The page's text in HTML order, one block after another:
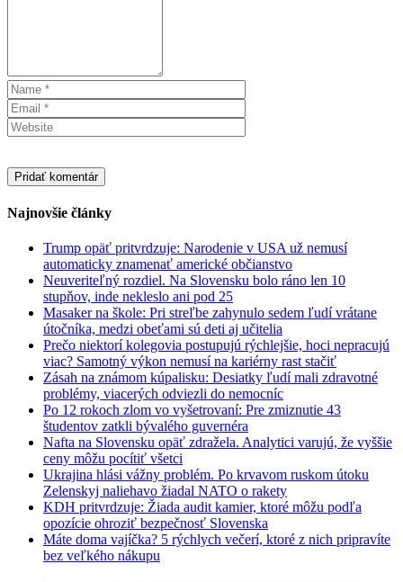
Najnovšie články
Trump opäť pritvrdzuje: Narodenie v USA už nemusí
automaticky znamenať americké občianstvo
Neuveriteľný rozdiel. Na Slovensku bolo ráno len 10
stupňov, inde nekleslo ani pod 25
Masaker na škole: Pri streľbe zahynulo sedem ľudí vrátane
útočníka, medzi obeťami sú deti aj učitelia
Prečo niektorí kolegovia postupujú rýchlejšie, hoci nepracujú
viac? Samotný výkon nemusí na kariérny rast stačiť
Zásah na známom kúpalisku: Desiatky ľudí mali zdravotné
problémy, viacerých odviezli do nemocníc
Po 12 rokoch zlom vo vyšetrovaní: Pre zmiznutie 43
študentov zatkli bývalého guvernéra
Nafta na Slovensku opäť zdražela. Analytici varujú, že vyššie
ceny môžu pocítiť všetci
Ukrajina hlási vážny problém. Po krvavom ruskom útoku
Zelenskyj naliehavo žiadal NATO o rakety
KDH pritvrdzuje: Žiada audit kamier, ktoré môžu podľa
opozície ohroziť bezpečnosť Slovenska
Máte doma vajíčka? 5 rýchlych večerí, ktoré z nich pripravíte
bez veľkého nákupu